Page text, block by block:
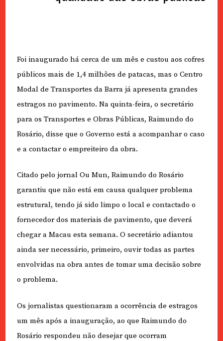
Foi inaugurado há cerca de um mês e custou aos cofres
públicos mais de 1,4 milhões de patacas, mas o Centro
Modal de Transportes da Barra já apresenta grandes
estragos no pavimento. Na quinta-feira, o secretário
para os Transportes e Obras Públicas, Raimundo do
Rosário, disse que o Governo está a acompanhar o caso
e a contactar o empreiteiro da obra.
Citado pelo jornal Ou Mun, Raimundo do Rosário
garantiu que não está em causa qualquer problema
estrutural, tendo já sido limpo o local e contactado o
fornecedor dos materiais de pavimento, que deverá
chegar a Macau esta semana. O secretário adiantou
ainda ser necessário, primeiro, ouvir todas as partes
envolvidas na obra antes de tomar uma decisão sobre
o problema.
Os jornalistas questionaram a ocorrência de estragos
um mês após a inauguração, ao que Raimundo do
Rosário respondeu não desejar que ocorram